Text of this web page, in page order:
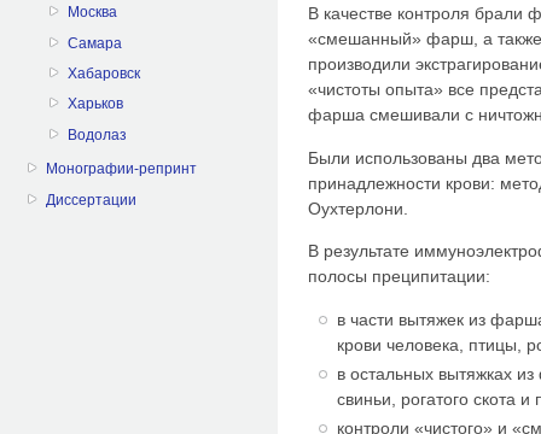
Москва
Самара
Хабаровск
Харьков
Водолаз
Монографии-репринт
Диссертации
В качестве контроля брали
«смешанный» фарш, а также
производили
«чистоты опыта» все
фарша смешивали с
Были использованы два
принадлежности крови:
Оухтерлони.
В результате
полосы преципитации:
в части вытяжек из
крови человека, птицы,
в остальных вытяжках
свиньи, рогатого скота и
контроли «чистого» и